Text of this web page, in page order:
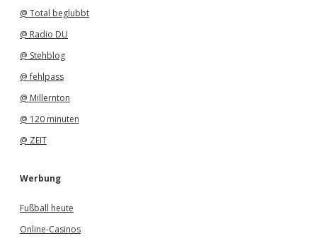
@ Total beglubbt
@ Radio DU
@ Stehblog
@ fehlpass
@ Millernton
@ 120 minuten
@ ZEIT
Werbung
Fußball heute
Online-Casinos